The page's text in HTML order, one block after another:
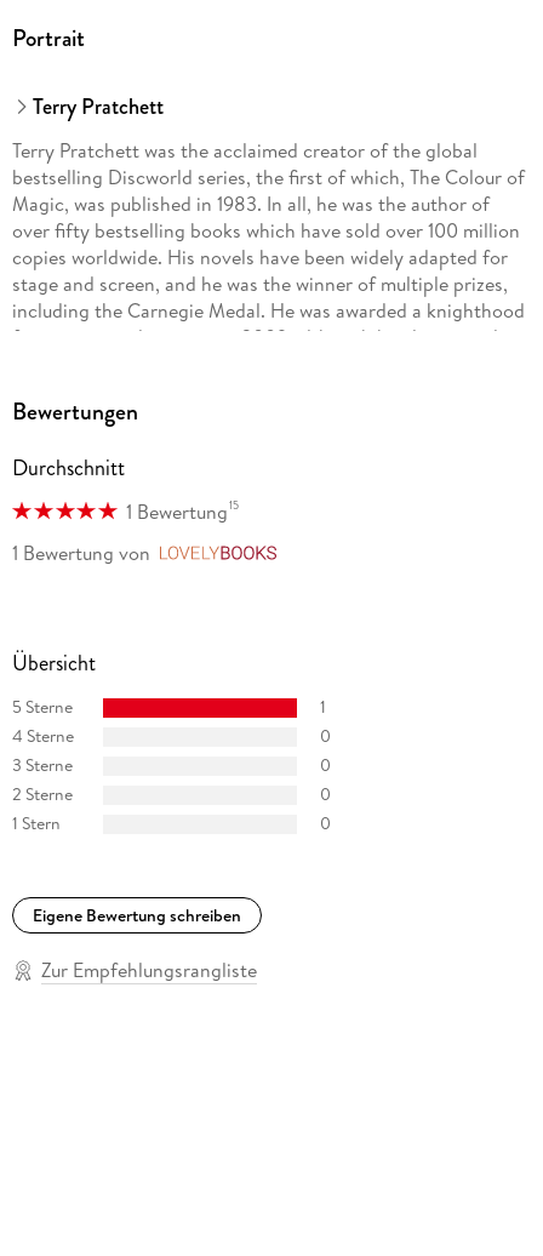
Portrait
Terry Pratchett
Terry Pratchett was the acclaimed creator of the global
bestselling Discworld series, the first of which, The Colour of
Magic, was published in 1983. In all, he was the author of
over fifty bestselling books which have sold over 100 million
copies worldwide. His novels have been widely adapted for
stage and screen, and he was the winner of multiple prizes,
including the Carnegie Medal. He was awarded a knighthood
for services to literature in 2009, although he always wryly
Bewertungen
Durchschnitt
1 Bewertung15
1 Bewertung von
Übersicht
5 Sterne
1
4 Sterne
0
3 Sterne
0
2 Sterne
0
1 Stern
0
Eigene Bewertung schreiben
Zur Empfehlungsrangliste